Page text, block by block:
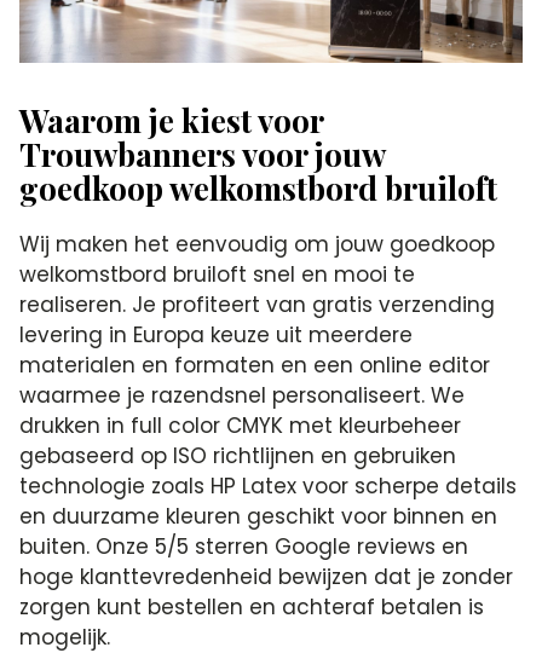
Waarom je kiest voor
Trouwbanners voor jouw
goedkoop welkomstbord bruiloft
Wij maken het eenvoudig om jouw goedkoop
welkomstbord bruiloft snel en mooi te
realiseren. Je profiteert van gratis verzending
levering in Europa keuze uit meerdere
materialen en formaten en een online editor
waarmee je razendsnel personaliseert. We
drukken in full color CMYK met kleurbeheer
gebaseerd op ISO richtlijnen en gebruiken
technologie zoals HP Latex voor scherpe details
en duurzame kleuren geschikt voor binnen en
buiten. Onze 5/5 sterren Google reviews en
hoge klanttevredenheid bewijzen dat je zonder
zorgen kunt bestellen en achteraf betalen is
mogelijk.